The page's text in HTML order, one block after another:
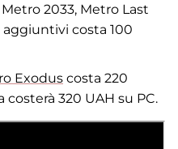
2033, Metro Last
costa 100
Exodus costa 220
320 UAH su PC.